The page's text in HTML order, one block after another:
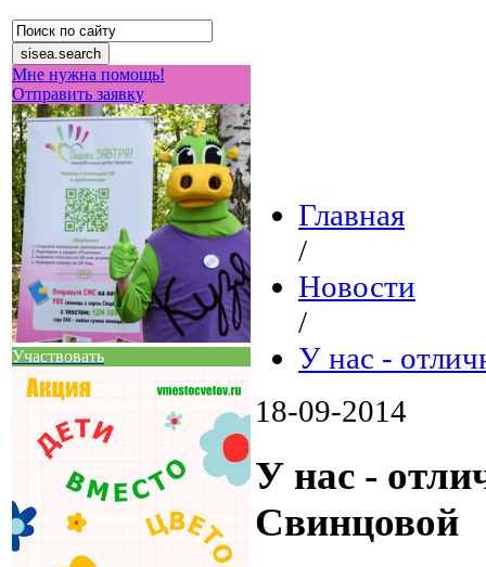
Мне нужна помощь!
Отправить заявку
Участвовать
Главная
/
Новости
/
У нас -
18-09-2014
У нас -
Свинцовой